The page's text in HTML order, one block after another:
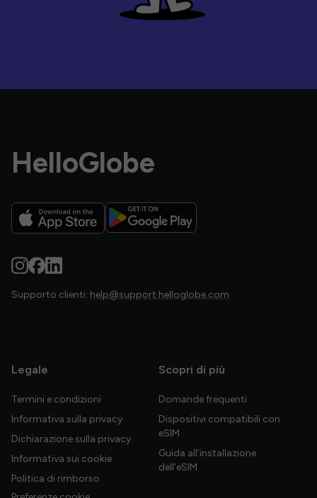
HelloGlobe
Supporto clienti: help@support.helloglobe.com
Legale
Termini e condizioni
Informativa sulla privacy
Dichiarazione sulla privacy
Informativa sui cookie
Politica di rimborso
Scopri di più
Domande frequenti
Dispositivi compatibili con
eSIM
Guida all’installazione
dell’eSIM